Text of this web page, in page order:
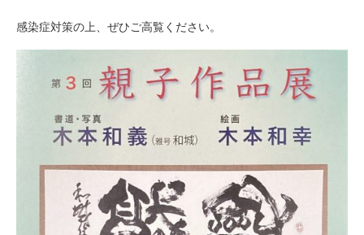
感染症対策の上、ぜひご高覧ください。